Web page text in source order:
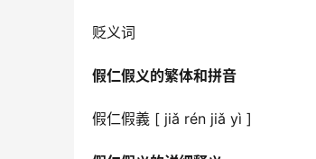
贬义词
假仁假义的繁体和拼音
假仁假義 [ jiǎ rén jiǎ yì ]